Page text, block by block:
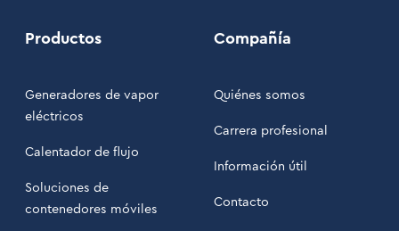
Productos
Generadores de vapor
eléctricos
Calentador de flujo
Soluciones de
contenedores móviles
Compañía
Quiénes somos
Carrera profesional
Información útil
Contacto